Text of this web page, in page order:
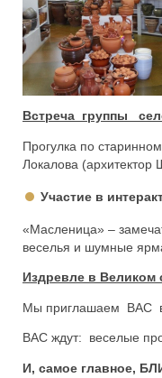
Встреча группы
Прогулка по
Локалова (архитектор
Участие в
«Масленица» –
веселья и шумные
Издревле в
Мы приглашаем ВАС в
ВАС ждут: веселые
И, самое главное,